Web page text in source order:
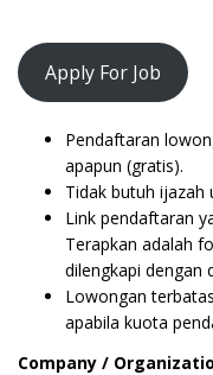
Apply For Job
Pendaftaran
apapun (gratis).
Tidak butuh ijazah
Link pendaftaran
Terapkan adalah
dilengkapi dengan
Lowongan
apabila kuota
Company /